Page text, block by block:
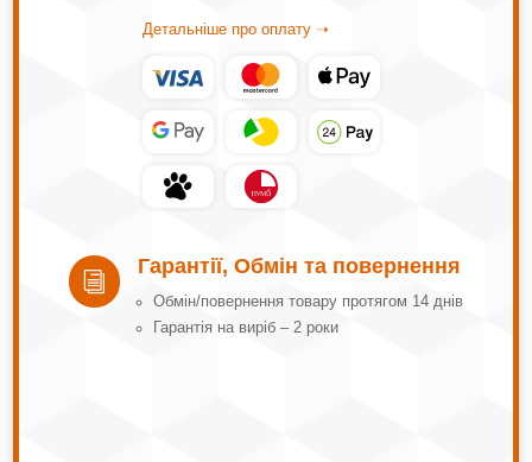
Детальніше про оплату ➝
i
Гарантії, Обмін та повернення
Обмін/повернення товару протягом 14 днів
Гарантія на виріб – 2 роки